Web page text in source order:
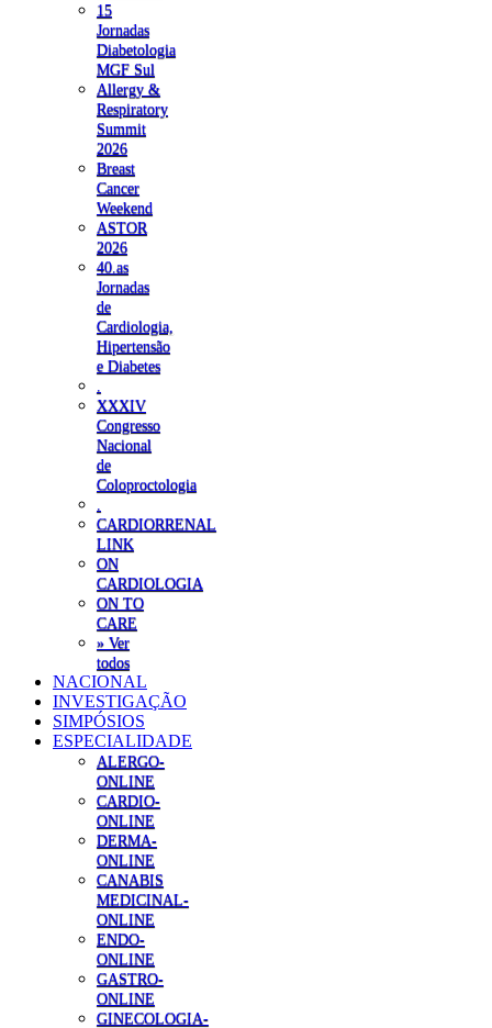
15
Jornadas
Diabetologia
MGF Sul
Allergy &
Respiratory
Summit
2026
Breast
Cancer
Weekend
ASTOR
2026
40.as
Jornadas
de
Cardiologia,
Hipertensão
e Diabetes
XXXIV
Congresso
Nacional
de
Coloproctologia
CARDIORRENAL
LINK
ON
CARDIOLOGIA
ON TO
CARE
» Ver
todos
NACIONAL
INVESTIGAÇÃO
SIMPÓSIOS
ESPECIALIDADE
ALERGO-
ONLINE
CARDIO-
ONLINE
DERMA-
ONLINE
CANABIS
MEDICINAL-
ONLINE
ENDO-
ONLINE
GASTRO-
ONLINE
GINECOLOGIA-